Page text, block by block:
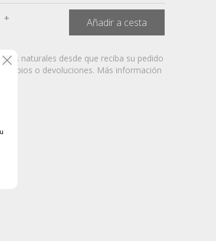
+ Añadir a cesta
días naturales desde que reciba su pedido
cambios o devoluciones. Más información